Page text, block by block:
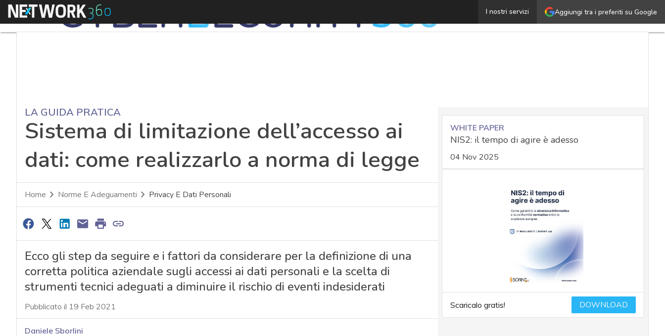
Aggiungi tra i preferiti su Google
I nostri servizi
Menu Sistema di limitazione dell’accesso ai dati: come
LA GUIDA PRATICA
Sistema di limitazione dell’accesso ai
dati: come realizzarlo a norma di legge
Home Norme E Adeguamenti Privacy E Dati Personali
Ecco gli step da seguire e i fattori da considerare per la definizione di una
corretta politica aziendale sugli accessi ai dati personali e la scelta di
strumenti tecnici adeguati a diminuire il rischio di eventi indesiderati
Pubblicato il 19 Feb 2021
Daniele Sborlini
WHITE PAPER
NIS2: il tempo di agire è adesso
04 Nov 2025
Scaricalo gratis! DOWNLOAD